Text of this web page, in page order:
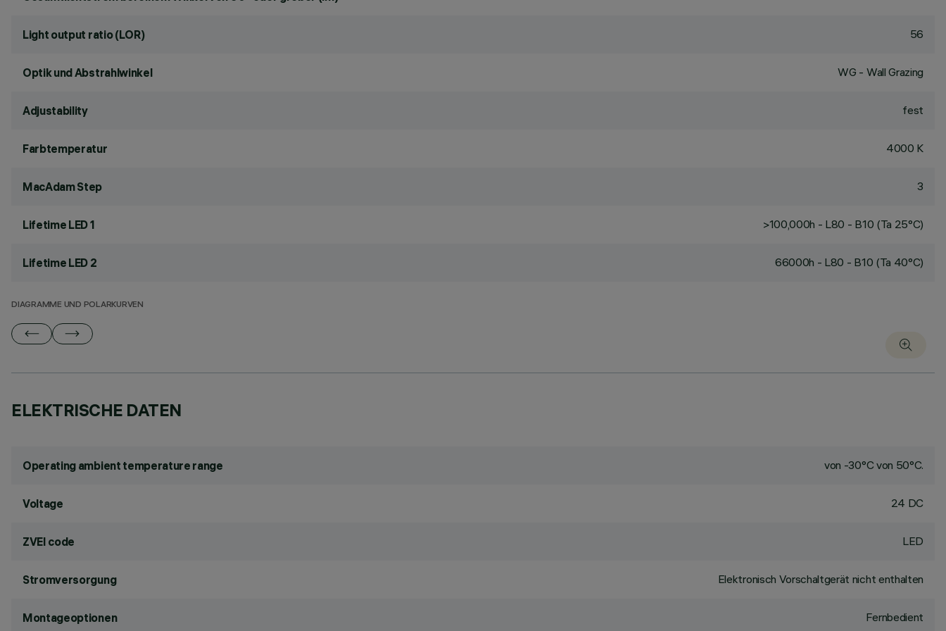
Light output ratio (LOR) 56
Optik und Abstrahlwinkel WG - Wall Grazing
Adjustability fest
Farbtemperatur 4000 K
MacAdam Step 3
Lifetime LED 1 >100,000h - L80 - B10 (Ta 25°C)
Lifetime LED 2 66000h - L80 - B10 (Ta 40°C)
DIAGRAMME UND POLARKURVEN
ELEKTRISCHE DATEN
Operating ambient temperature range von -30°C von 50°C.
Voltage 24 DC
ZVEI code LED
Stromversorgung Elektronisch Vorschaltgerät nicht enthalten
Montageoptionen Fernbedient